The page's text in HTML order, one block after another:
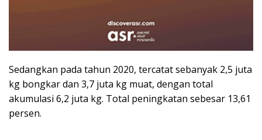
Sedangkan pada tahun 2020, tercatat sebanyak 2,5 juta
kg bongkar dan 3,7 juta kg muat, dengan total
akumulasi 6,2 juta kg. Total peningkatan sebesar 13,61
persen.